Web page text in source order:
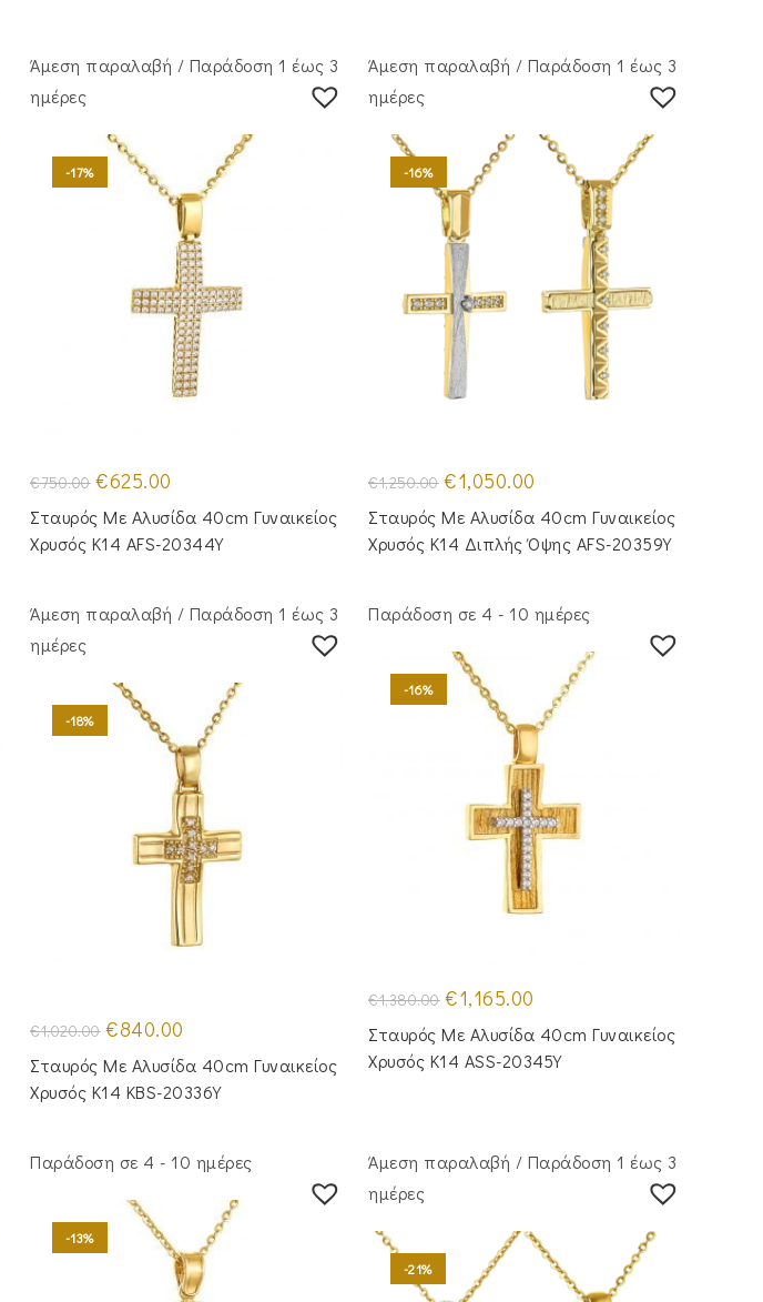
Άμεση παραλαβή / Παράδoση 1 έως 3
ημέρες
-17%
€750.00 Original
price
was:
€750.00.
€625.00
τιμή
είναι:
€625.00.
Σταυρός Με Αλυσίδα 40cm Γυναικείος
Χρυσός Κ14 AFS-20344Y
Άμεση παραλαβή / Παράδoση 1 έως 3
ημέρες
-16%
€1,250.00 Original
price
was:
€1,250.00.
€1,050.00
τιμή
είναι:
€1,050.00.
Σταυρός Με Αλυσίδα 40cm Γυναικείος
Χρυσός Κ14 Διπλής Όψης AFS-20359Y
Άμεση παραλαβή / Παράδoση 1 έως 3
ημέρες
-18%
€1,020.00 Original
price
was:
€1,020.00.
€840.00
τιμή
είναι:
€840.00.
Σταυρός Mε Aλυσίδα 40cm Γυναικείος
Χρυσός Κ14 KBS-20336Y
Παράδοση σε 4 - 10 ημέρες
-16%
€1,380.00 Original
price
was:
€1,380.00.
€1,165.00
τιμή
είναι:
€1,165.00.
Σταυρός Mε Aλυσίδα 40cm Γυναικείος
Χρυσός Κ14 ASS-20345Y
Παράδοση σε 4 - 10 ημέρες
-13%
Άμεση παραλαβή / Παράδoση 1 έως 3
ημέρες
-21%